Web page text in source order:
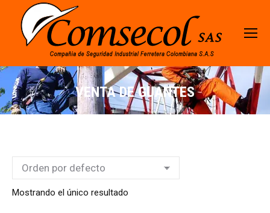
VENTA DE GUANTES
Mostrando el único resultado